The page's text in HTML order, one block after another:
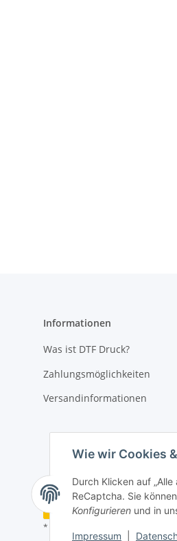
Wie wir Cookies
Durch Klicken auf
ReCaptcha. Sie
Konfigurieren und in
Impressum
Informationen
Was ist DTF Druck?
Zahlungsmöglichkeiten
Versandinformationen
Vertrag
* Alle Preise inkl. gesetzlicher USt.,